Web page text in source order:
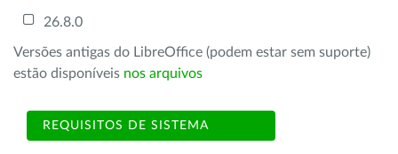
26.8.0
Versões antigas do LibreOffice (podem estar sem suporte)
estão disponíveis nos arquivos
REQUISITOS DE SISTEMA